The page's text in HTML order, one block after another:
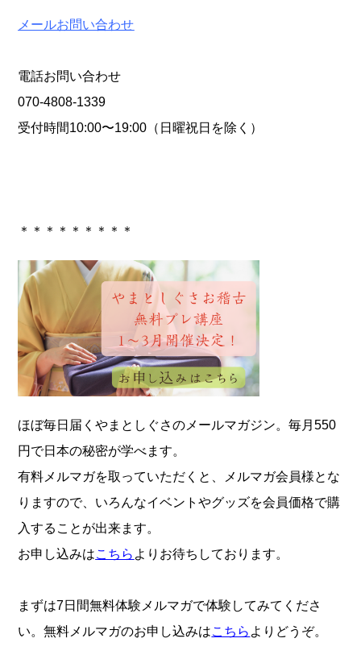
メールお問い合わせ
電話お問い合わせ
070-4808-1339
受付時間10:00〜19:00（日曜祝日を除く）
＊＊＊＊＊＊＊＊＊
ほぼ毎日届くやまとしぐさのメールマガジン。毎月550
円で日本の秘密が学べます。
有料メルマガを取っていただくと、メルマガ会員様とな
りますので、いろんなイベントやグッズを会員価格で購
入することが出来ます。
お申し込みはこちら よりお待ちしております。
まずは7日間無料体験メルマガで体験してみてくださ
い。無料メルマガのお申し込みはこちら よりどうぞ。